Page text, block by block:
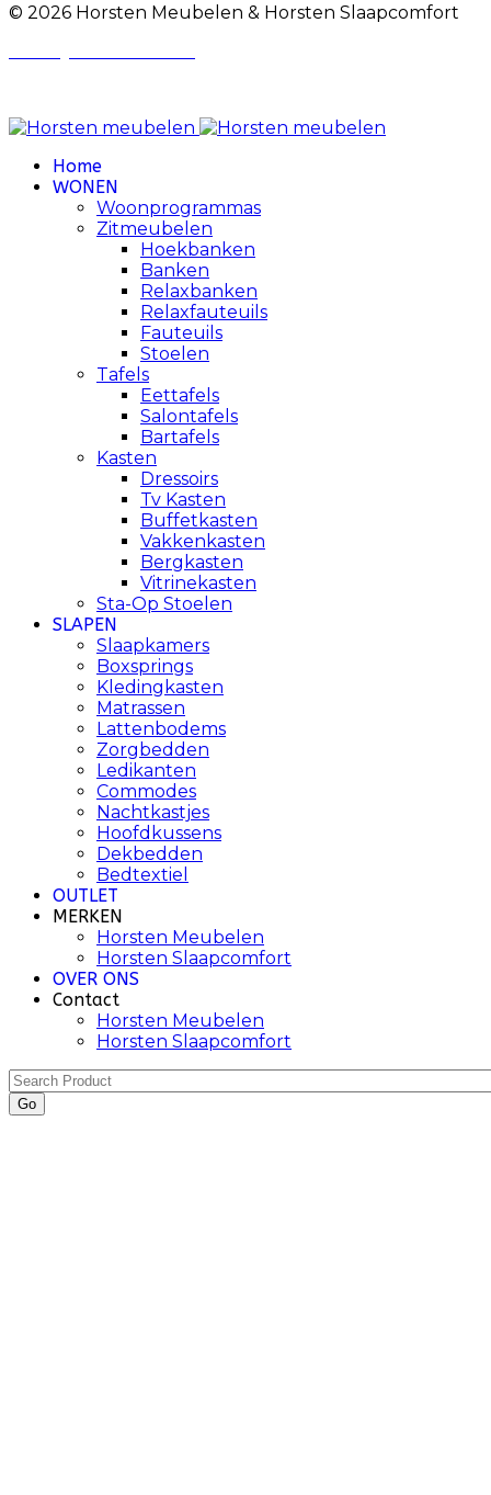
© 2026 Horsten Meubelen & Horsten Slaapcomfort
Home
WONEN
Woonprogrammas
Zitmeubelen
Hoekbanken
Banken
Relaxbanken
Relaxfauteuils
Fauteuils
Stoelen
Tafels
Eettafels
Salontafels
Bartafels
Kasten
Dressoirs
Tv Kasten
Buffetkasten
Vakkenkasten
Bergkasten
Vitrinekasten
Sta-Op Stoelen
SLAPEN
Slaapkamers
Boxsprings
Kledingkasten
Matrassen
Lattenbodems
Zorgbedden
Ledikanten
Commodes
Nachtkastjes
Hoofdkussens
Dekbedden
Bedtextiel
OUTLET
MERKEN
Horsten Meubelen
Horsten Slaapcomfort
OVER ONS
Contact
Horsten Meubelen
Horsten Slaapcomfort